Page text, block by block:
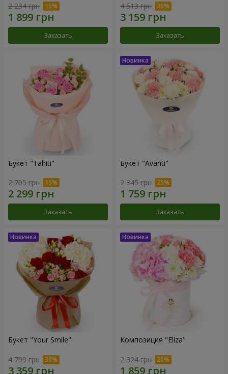
2 234 грн
Заказать
4 513 грн
Заказать
Букет "Tahiti"
2 705 грн
Заказать
Букет "Avanti"
2 345 грн
Заказать
Букет "Your Smile"
4 799 грн
Композиция "Eliza"
2 324 грн